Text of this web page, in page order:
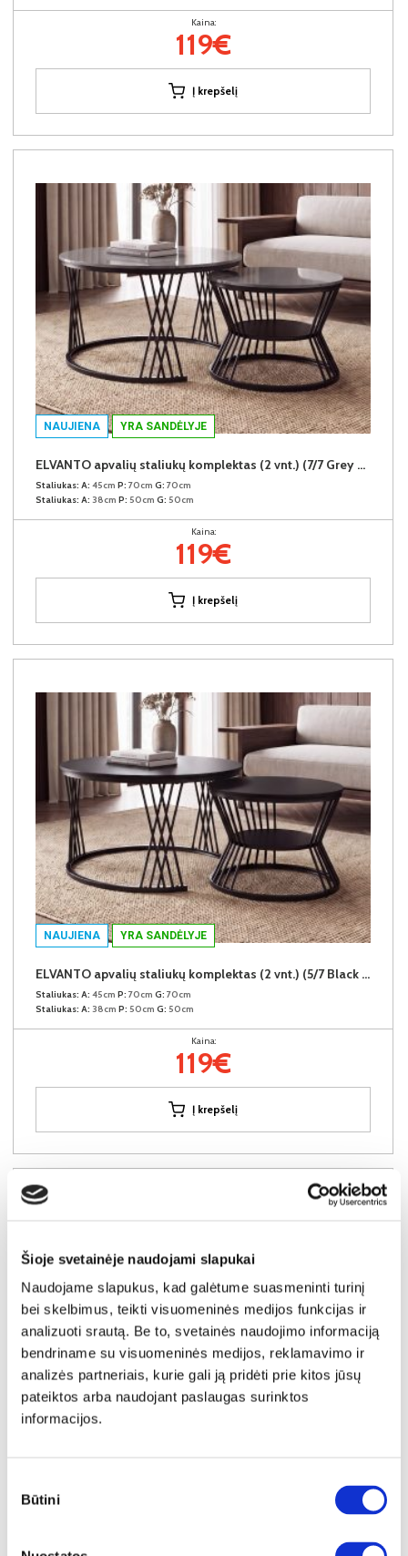
Šioje svetainėje naudojami slapukai
Naudojame slapukus, kad galėtume suasmeninti turinį
bei skelbimus, teikti visuomeninės medijos funkcijas ir
analizuoti srautą. Be to, svetainės naudojimo informaciją
bendriname su visuomeninės medijos, reklamavimo ir
analizės partneriais, kurie gali ją pridėti prie kitos jūsų
pateiktos arba naudojant paslaugas surinktos
informacijos.
pasirinkimas
Būtini
Kaina:
119€
Į krepšelį
NAUJIENA YRA SANDĖLYJE
ELVANTO apvalių staliukų komplektas (2 vnt.) (7/7 Grey Gloss)
Staliukas: A: 45cm P: 70cm G: 70cm
Staliukas: A: 38cm P: 50cm G: 50cm
Kaina:
119€
Į krepšelį
NAUJIENA YRA SANDĖLYJE
ELVANTO apvalių staliukų komplektas (2 vnt.) (5/7 Black Matt)
Staliukas: A: 45cm P: 70cm G: 70cm
Staliukas: A: 38cm P: 50cm G: 50cm
Kaina:
119€
Į krepšelį
ELVANTO apvalių staliukų komplektas (2 vnt.) (3/7 Grey Matt)
Staliukas: